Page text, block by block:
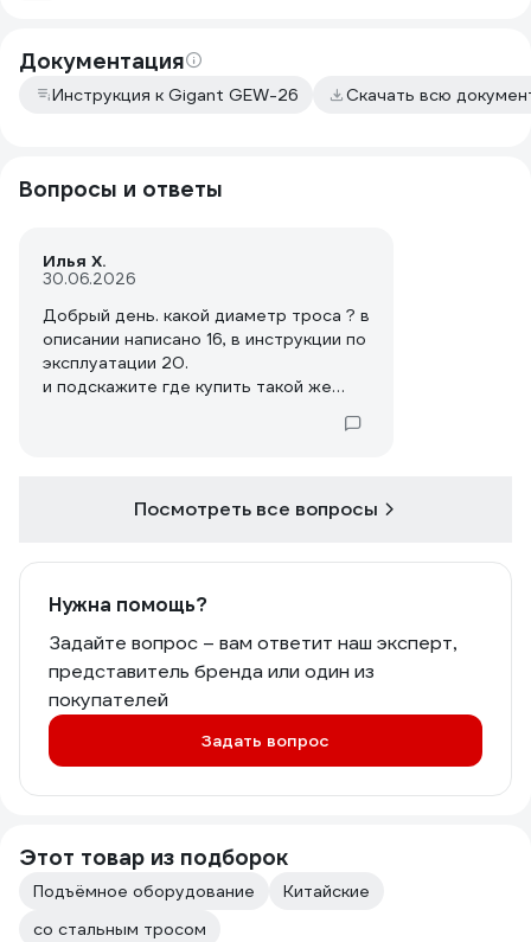
Документация
Инструкция к Gigant GEW-26 Скачать всю
Вопросы и ответы
Илья Х.
30.06.2026
Добрый день. какой диаметр троса ? в
описании написано 16, в инструкции по
эксплуатации 20.
и подскажите где купить такой же
Посмотреть все вопросы
Нужна помощь?
Задайте вопрос – вам ответит наш эксперт,
представитель бренда или один из
покупателей
Задать вопрос
Этот товар из подборок
Подъёмное оборудование
Китайские
со стальным тросом